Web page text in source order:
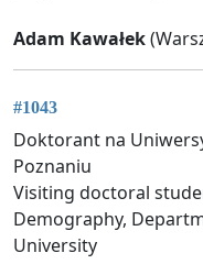
Adam Kawałek
#1043
Doktorant na
Poznaniu
Visiting doctoral
Demography,
University